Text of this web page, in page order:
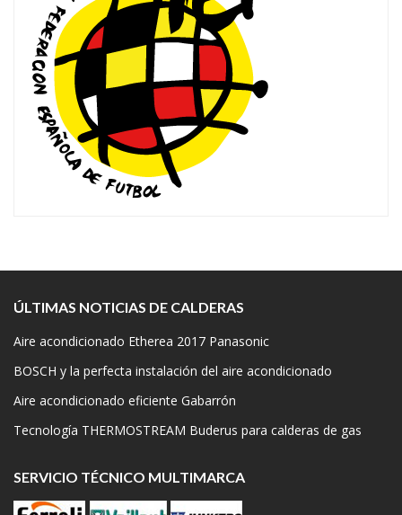
ÚLTIMAS NOTICIAS DE CALDERAS
Aire acondicionado Etherea 2017 Panasonic
BOSCH y la perfecta instalación del aire acondicionado
Aire acondicionado eficiente Gabarrón
Tecnología THERMOSTREAM Buderus para calderas de gas
SERVICIO TÉCNICO MULTIMARCA